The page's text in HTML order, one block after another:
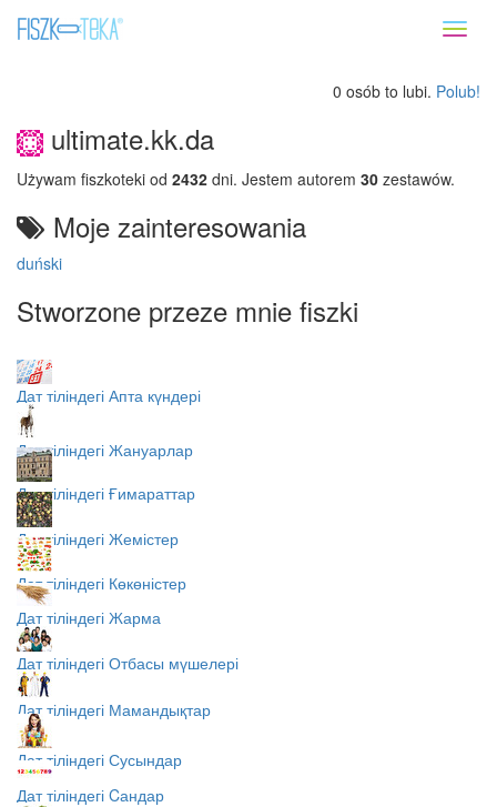
0 osób to lubi. Polub!
ultimate.kk.da
Używam fiszkoteki od 2432 dni. Jestem autorem 30 zestawów.
Moje zainteresowania
duński
Stworzone przeze mnie fiszki
Дат тіліндегі Апта күндері
Дат тіліндегі Жануарлар
Дат тіліндегі Ғимараттар
Дат тіліндегі Жемістер
Дат тіліндегі Көкөністер
Дат тіліндегі Жарма
Дат тіліндегі Отбасы мүшелері
Дат тіліндегі Мамандықтар
Дат тіліндегі Сусындар
Дат тіліндегі Cандар